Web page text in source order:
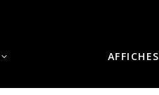
AFFICHES